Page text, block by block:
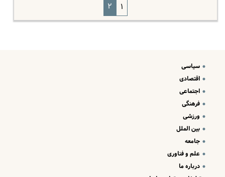
۱ ۲
سیاسی
اقتصادی
اجتماعی
فرهنگی
ورزشی
بین الملل
جامعه
علم و فناوری
درباره ما